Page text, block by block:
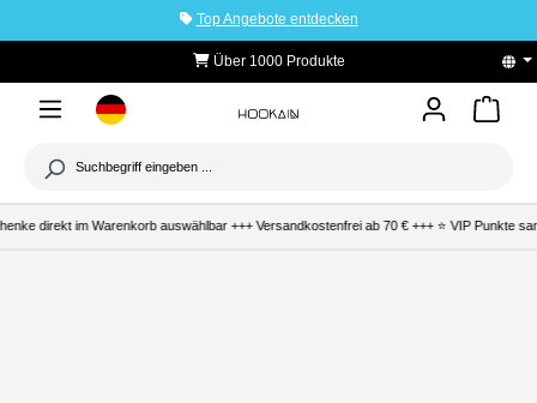
Top Angebote entdecken
Über 1000 Produkte
im Warenkorb auswählbar +++ Versandkostenfrei ab 70 € +++ ⭐ VIP Punkte